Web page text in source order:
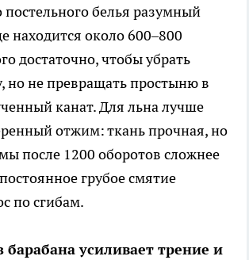
белья разумный
находится около 600–800
достаточно, чтобы убрать
не превращать простыню в
канат. Для льна лучше
отжим: ткань прочная, но
после 1200 оборотов сложнее
грубое смятие
по сгибам.
барабана усиливает трение и